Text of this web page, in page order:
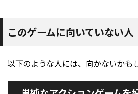
このゲームに向いていない人
以下のような人には、向かないかも